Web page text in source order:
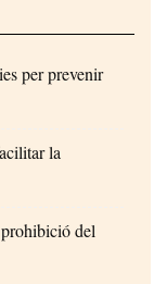
per prevenir
la
del